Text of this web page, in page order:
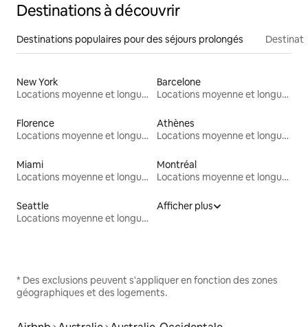
Destinations à découvrir
Destinations populaires pour des séjours prolongés
New York
Locations moyenne et longue durée
Barcelone
Locations moyenne et longue durée
Florence
Locations moyenne et longue durée
Athènes
Locations moyenne et longue durée
Miami
Locations moyenne et longue durée
Montréal
Locations moyenne et longue durée
Seattle
Locations moyenne et longue durée
Afficher plus
* Des exclusions peuvent s'appliquer en fonction des zones
géographiques et des logements.